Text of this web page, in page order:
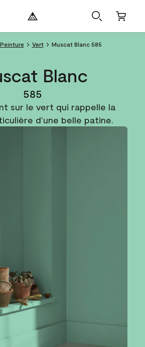
Vert Muscat Blanc 585
Blanc
585
sur le vert qui rappelle la
d’une belle patine.